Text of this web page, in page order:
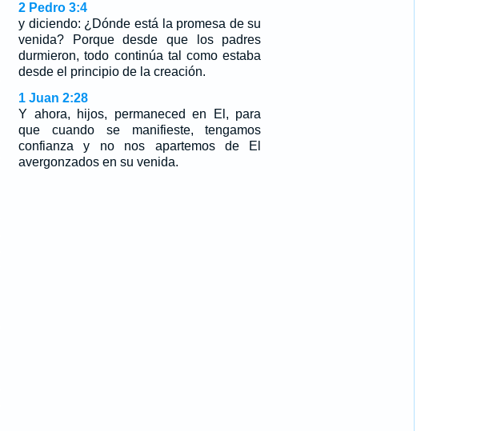
2 Pedro 3:4
y diciendo: ¿Dónde está la promesa de su
venida? Porque desde que los padres
durmieron, todo continúa tal como estaba
desde el principio de la creación.
1 Juan 2:28
Y ahora, hijos, permaneced en El, para
que cuando se manifieste, tengamos
confianza y no nos apartemos de El
avergonzados en su venida.